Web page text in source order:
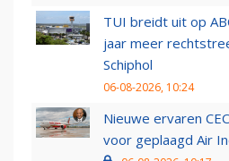
TUI breidt uit op
jaar meer
Schiphol
06-08-2026, 10:24
Nieuwe ervaren
voor geplaagd Air